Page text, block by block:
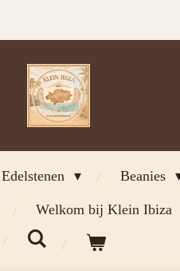
Edelstenen Beanies
Welkom bij Klein Ibiza